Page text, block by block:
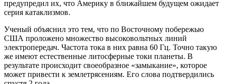
предупредил их, что Америку в ближайшем будущем ожидает
серия катаклизмов.
Ученый объяснил это тем, что по Восточному побережью
США проложено множество высоковольтных линий
электропередач. Частота тока в них равна 60 Гц. Точно такую
же имеют естественные литосферные токи планеты. В
результате происходит своеобразное «замыкание», которое
может привести к землетрясениям. Его слова подтвердились